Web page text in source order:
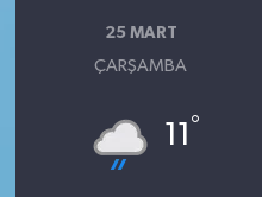
25 MART
ÇARŞAMBA
11 °